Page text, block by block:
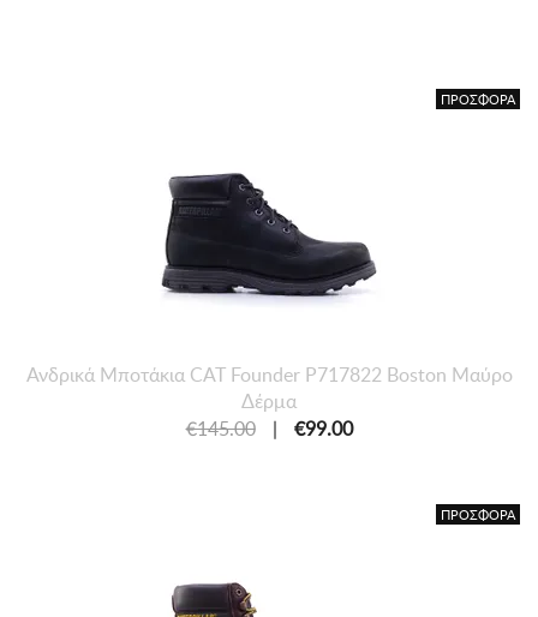
ΠΡΟΣΦΟΡΑ
Ανδρικά Μποτάκια CAT Founder P717822 Boston Μαύρο
Δέρμα
€145.00
| €99.00
ΠΡΟΣΦΟΡΑ